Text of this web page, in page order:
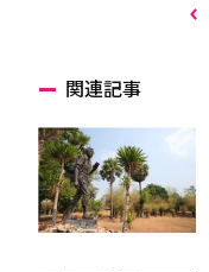
関連記事